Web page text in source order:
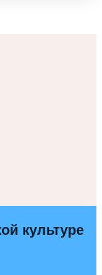
культуре